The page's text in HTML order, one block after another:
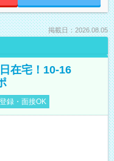
掲載日：2026.08.05
在宅！10-16
録・面接OK